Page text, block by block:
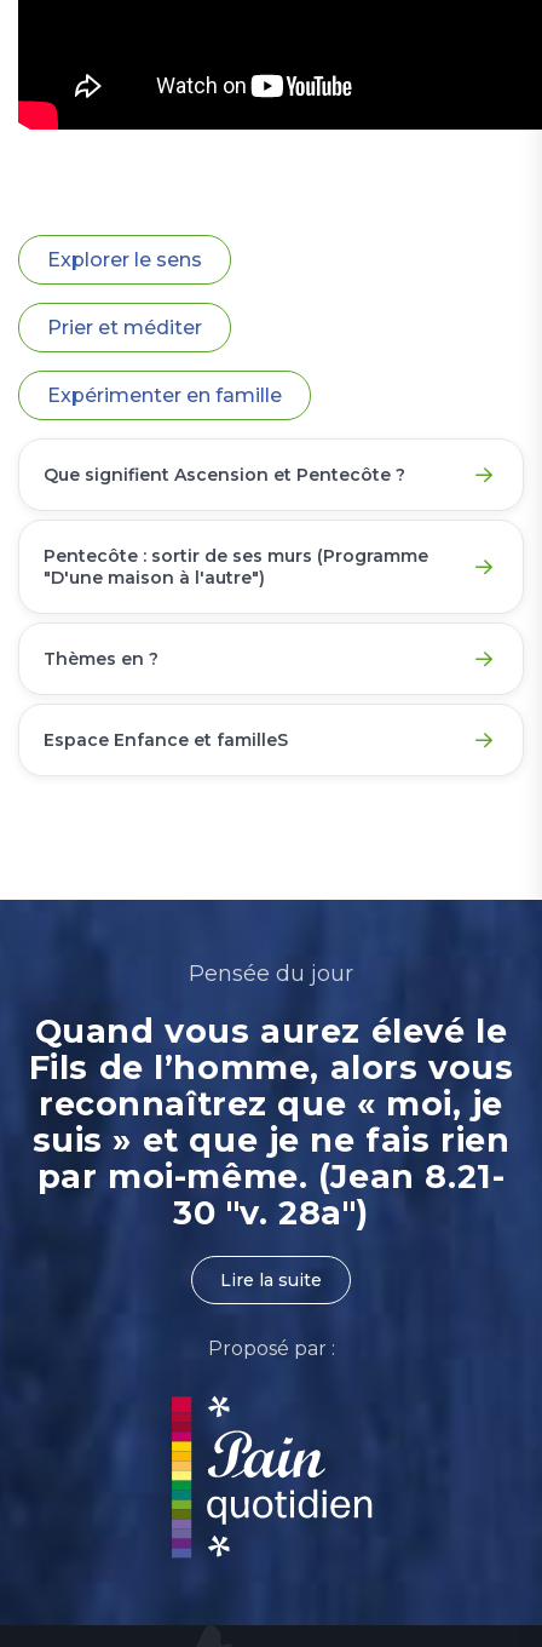
Explorer le sens
Prier et méditer
Expérimenter en famille
Que signifient Ascension et Pentecôte ?
Pentecôte : sortir de ses murs (Programme
"D'une maison à l'autre")
Thèmes en ?
Espace Enfance et familleS
Pensée du jour
Quand vous aurez élevé le
Fils de l’homme, alors vous
reconnaîtrez que « moi, je
suis » et que je ne fais rien
par moi-même. (Jean 8.21-
30 "v. 28a")
Lire la suite
Proposé par :